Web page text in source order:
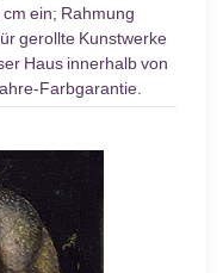
ein; Rahmung
gerollte Kunstwerke
Haus innerhalb von
Farbgarantie.